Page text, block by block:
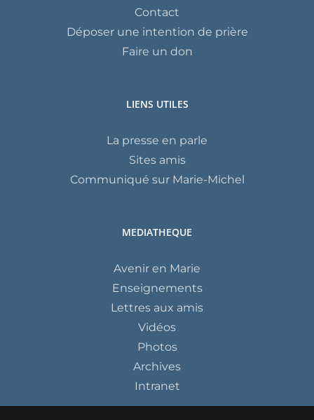
Contact
Déposer une intention de prière
Faire un don
LIENS UTILES
La presse en parle
Sites amis
Communiqué sur Marie-Michel
MEDIATHEQUE
Avenir en Marie
Enseignements
Lettres aux amis
Vidéos
Photos
Archives
Intranet